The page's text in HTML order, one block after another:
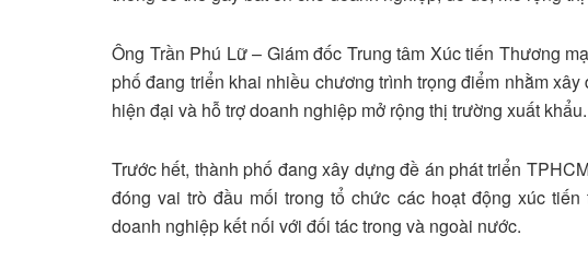
Ông Trần Phú Lữ – Giám đốc Trung tâm Xúc tiến Thương
phố đang triển khai nhiều chương trình trọng điểm nhằm
hiện đại và hỗ trợ doanh nghiệp mở rộng thị trường xuất khẩu.
Trước hết, thành phố đang xây dựng đề án phát triển
đóng vai trò đầu mối trong tổ chức các hoạt động xúc
doanh nghiệp kết nối với đối tác trong và ngoài nước.